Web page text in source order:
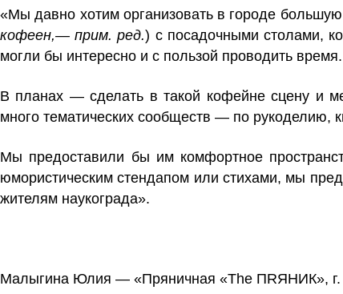
«Мы давно хотим организовать в городе
кофеен,— прим. ред.) с посадочными столами,
могли бы интересно и с пользой проводить время.
В планах — сделать в такой кофейне сцену и
много тематических сообществ — по рукоделию,
Мы предоставили бы им комфортное
юмористическим стендапом или стихами, мы
жителям наукограда».
Малыгина Юлия — «Пряничная «The ПRЯНИК», г.